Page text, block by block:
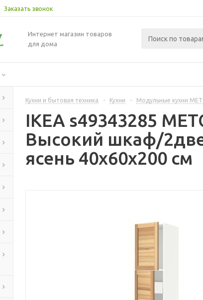
Заказать звонок
Интернет магазин товаров
для дома
Кухни и бытовая техника - Кухни - Модульные кухни
IKEA s49343285
Высокий шкаф/
ясень 40x60x200 см